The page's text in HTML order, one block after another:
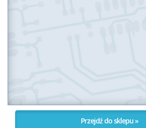
Przejdź do sklepu »